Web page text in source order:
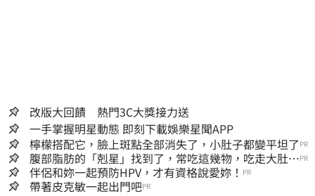
改版大回饋 熱門3C大獎接力送
一手掌握明星動態 即刻下載娛樂星聞APP
檸檬搭配它，臉上斑點全部消失了，小肚子都變平坦了 PR
腹部脂肪的「剋星」找到了，常吃這幾物，吃走大肚
囊，瘦出小蠻腰
PR
伴侶和妳一起預防HPV，才有資格說愛妳！ PR
帶著皮克敏一起出門吧PR